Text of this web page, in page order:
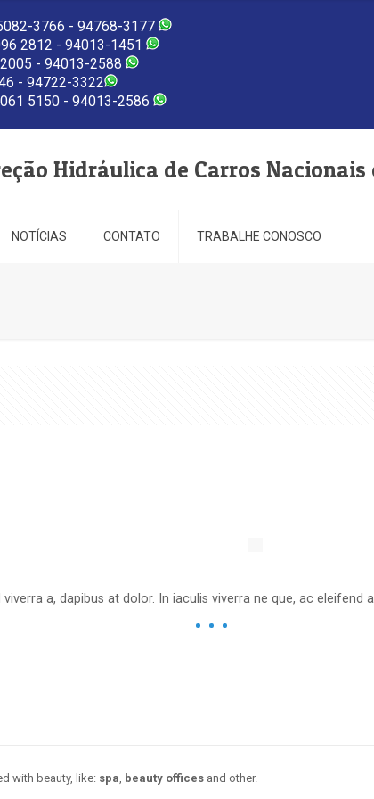
3766 - 94768-3177
2812 - 94013-1451
- 94013-2588
- 94722-3322
5150 - 94013-2586
Hidráulica de Carros Nacionais
NOTÍCIAS CONTATO TRABALHE CONOSCO
a, dapibus at dolor. In iaculis viverra ne que, ac eleifend
with beauty, like: spa, beauty offices and other.